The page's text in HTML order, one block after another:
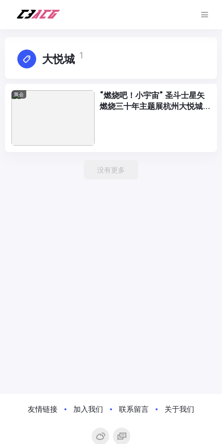
大悦城 1
展会
“燃烧吧！小宇宙” 圣斗士星矢
燃烧三十年主题展杭州大悦城激
没有更多
友情链接 加入我们 联系留言 关于我们